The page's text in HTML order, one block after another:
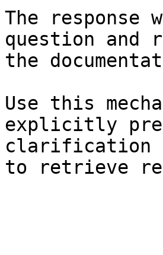
The
question and
the
Use this
explicitly
clarification